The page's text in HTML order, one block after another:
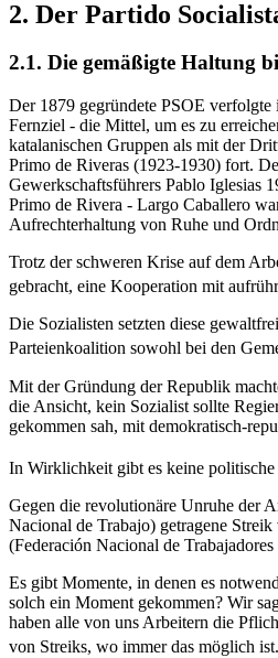
2. Der Partido
2.1. Die gemäßigte Haltung
Der 1879 gegründete PSOE verfolgte
Fernziel - die Mittel, um es zu
katalanischen Gruppen als mit der
Primo de Riveras (1923-1930) fort.
Gewerkschaftsführers Pablo Iglesias
Primo de Rivera - Largo Caballero
Aufrechterhaltung von Ruhe und
Trotz der schweren Krise auf dem
gebracht, eine Kooperation mit
Die Sozialisten setzten diese
Parteienkoalition sowohl bei den
Mit der Gründung der Republik
die Ansicht, kein Sozialist sollte
gekommen sah, mit demokratisch-
In Wirklichkeit gibt es keine politische
Gegen die revolutionäre Unruhe der
Nacional de Trabajo) getragene
(Federación Nacional de
Es gibt Momente, in denen es
solch ein Moment gekommen? Wir
haben alle von uns Arbeitern die
von Streiks, wo immer das möglich ist.